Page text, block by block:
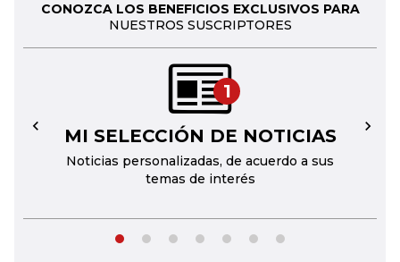
CONOZCA LOS BENEFICIOS EXCLUSIVOS PARA
NUESTROS SUSCRIPTORES
1
MI SELECCIÓN DE NOTICIAS
Noticias personalizadas, de acuerdo a sus
temas de interés
← →